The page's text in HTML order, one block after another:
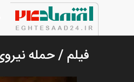
فیلم / حمله